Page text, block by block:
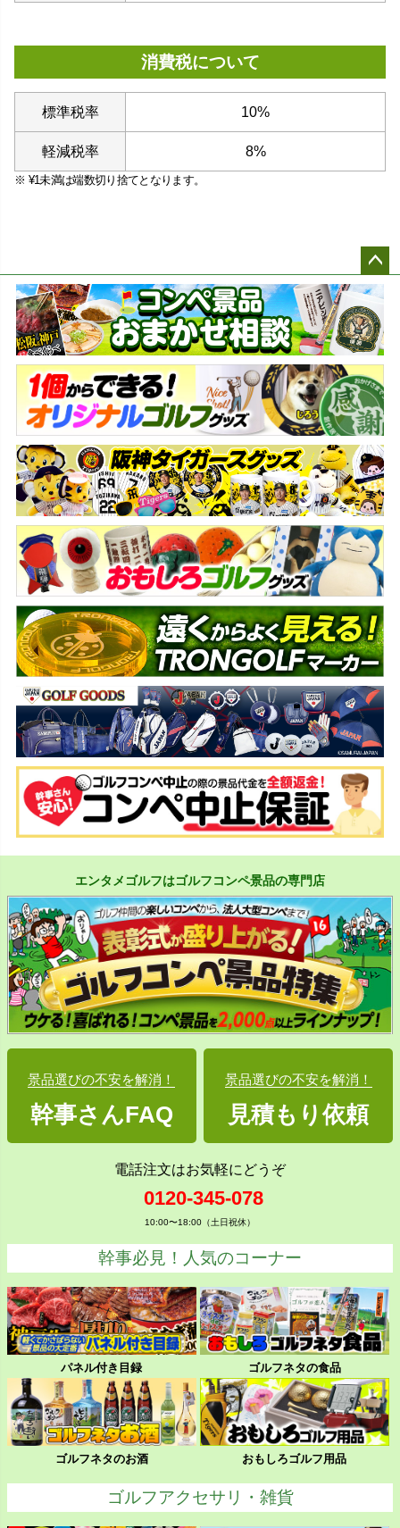
消費税について
標準税率 10%
軽減税率 8%
¥1未満は端数切り捨てとなります。
ペー
ジト
ップ
へ
エンタメゴルフはゴルフコンペ景品の専門店
景品選びの不安を解消！
幹事さんFAQ
景品選びの不安を解消！
見積もり依頼
電話注文はお気軽にどうぞ
0120-345-078
10:00〜18:00（土日祝休）
幹事必見！人気のコーナー
パネル付き目録 ゴルフネタの食品
ゴルフネタのお酒 おもしろゴルフ用品
ゴルフアクセサリ・雑貨